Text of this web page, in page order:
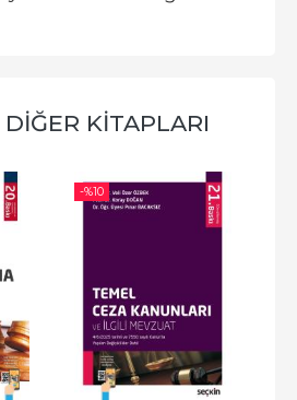
KITAPLARI
-%10